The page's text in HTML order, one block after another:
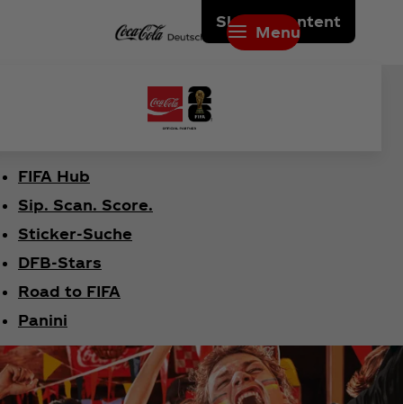
Skip to content
Menu
FIFA Hub
Sip. Scan. Score.
Sticker-Suche
DFB-Stars
Road to FIFA
Panini